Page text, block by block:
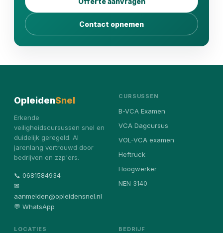
Contact opnemen
OpleidenSnel
Erkende
veiligheidscursussen snel en
duidelijk geregeld. Al
jarenlang vertrouwd door
bedrijven en zzp'ers.
📞 0681584934
✉
aanmelden@opleidensnel.nl
💬 WhatsApp
CURSUSSEN
B-VCA Examen
VCA Dagcursus
VOL-VCA examen
Heftruck
Hoogwerker
NEN 3140
LOCATIES BEDRIJF